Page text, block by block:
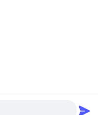
HeFei Vinncom Electronic